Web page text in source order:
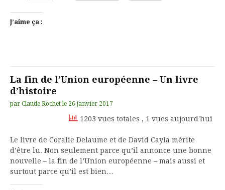
J’aime ça :
La fin de l’Union européenne – Un livre
d’histoire
par Claude Rochet le 26 janvier 2017
1203 vues totales , 1 vues aujourd'hui
Le livre de Coralie Delaume et de David Cayla mérite
d’être lu. Non seulement parce qu’il annonce une bonne
nouvelle – la fin de l’Union européenne – mais aussi et
surtout parce qu’il est bien…